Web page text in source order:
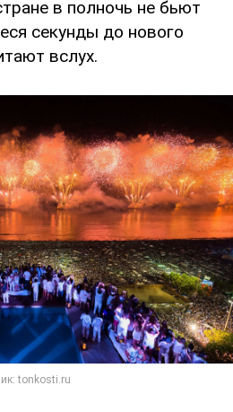
в полночь не бьют
секунды до нового
вслух.